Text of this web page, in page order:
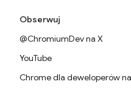
Obserwuj
@ChromiumDev na X
YouTube
Chrome dla deweloperów